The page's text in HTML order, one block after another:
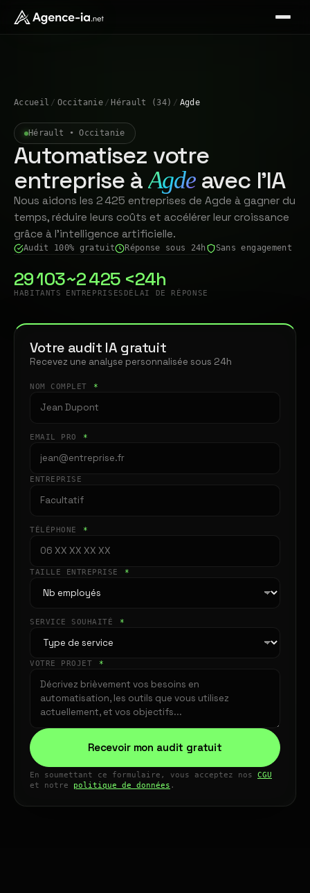
Accueil / Occitanie / Hérault (34) / Agde
Hérault • Occitanie
Automatisez votre
entreprise à Agdeavec l'IA
Nous aidons les 2 425 entreprises de Agde à gagner du
temps, réduire leurs coûts et accélérer leur croissance
grâce à l'intelligence artificielle.
Audit 100% gratuit Réponse sous 24h Sans engagement
29 103
HABITANTS
~2 425
ENTREPRISES
<24h
DÉLAI DE RÉPONSE
Votre audit IA gratuit
Recevez une analyse personnalisée sous 24h
NOM COMPLET *
EMAIL PRO *
ENTREPRISE
TÉLÉPHONE *
TAILLE ENTREPRISE *
SERVICE SOUHAITÉ *
VOTRE PROJET *
Recevoir mon audit gratuit
En soumettant ce formulaire, vous acceptez nos CGU
et notre politique de données .